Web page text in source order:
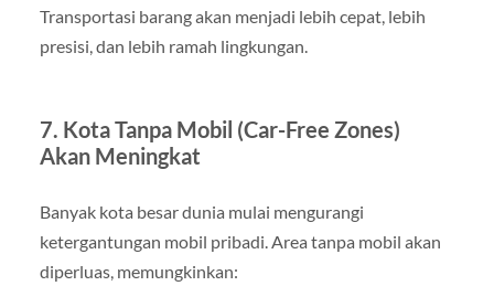
Transportasi barang akan menjadi lebih cepat, lebih
presisi, dan lebih ramah lingkungan.
7. Kota Tanpa Mobil (Car-Free Zones)
Akan Meningkat
Banyak kota besar dunia mulai mengurangi
ketergantungan mobil pribadi. Area tanpa mobil akan
diperluas, memungkinkan: